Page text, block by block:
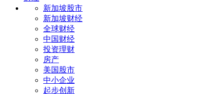
新加坡股市
新加坡财经
全球财经
中国财经
投资理财
房产
美国股市
中小企业
起步创新